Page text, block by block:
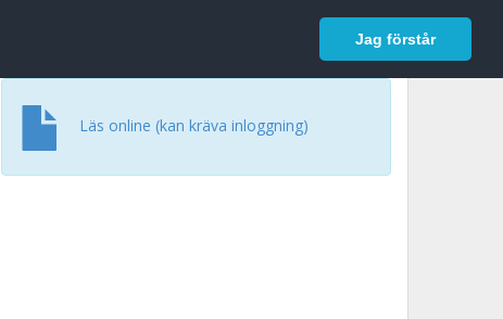
Jag förstår
Logga in
Läs online (kan kräva inloggning)